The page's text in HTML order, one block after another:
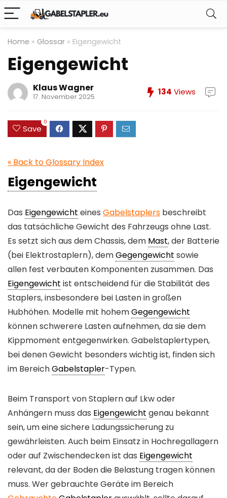
Home » Glossar » Eigengewicht
Eigengewicht
Klaus Wagner
17. November 2025 134 Views
Save
0
« Back to Glossary Index
Eigengewicht
Das Eigengewicht eines Gabelstaplers beschreibt
das tatsächliche Gewicht des Fahrzeugs ohne Last.
Es setzt sich aus dem Chassis, dem Mast, der Batterie
(bei Elektrostaplern), demGegengewicht sowie
allen fest verbauten Komponenten zusammen. Das
Eigengewicht ist entscheidend für die Stabilität des
Staplers, insbesondere bei Lasten in großen
Hubhöhen. Modelle mit hohemGegengewicht
können schwerere Lasten aufnehmen, da sie dem
Kippmoment entgegenwirken. Gabelstaplertypen,
bei denen Gewicht besonders wichtig ist, finden sich
im BereichGabelstapler-Typen.
Beim Transport von Staplern auf Lkw oder
Anhängern muss das Eigengewicht genau bekannt
sein, um eine sichere Ladungssicherung zu
gewährleisten. Auch beim Einsatz in Hochregallagern
oder auf Zwischendecken ist das Eigengewicht
relevant, da der Boden die Belastung tragen können
muss. Wer gebrauchte Geräte im Bereich